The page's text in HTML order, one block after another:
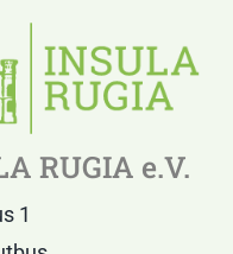
RUGIA e.V.
1